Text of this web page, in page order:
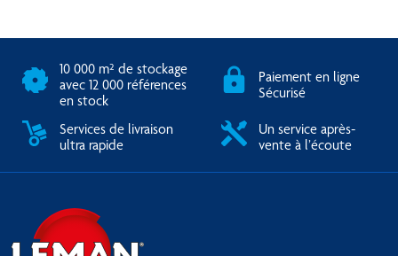
10 000 m² de stockage
avec 12 000 références
en stock
Paiement en ligne
Sécurisé
Services de livraison
ultra rapide
Un service après-
vente à l’écoute